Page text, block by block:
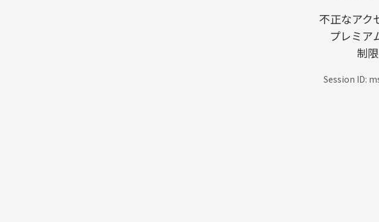
不正なアク
プレミア
制
Session ID: